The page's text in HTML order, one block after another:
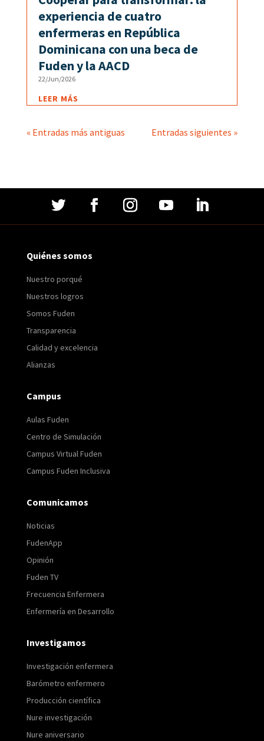
experiencia de cuatro
enfermeras en República
Dominicana con una beca de
Fuden y la AACD
22/Jun/2026
LEER MÁS
« Entradas más antiguas Entradas siguientes »
Quiénes somos
Nuestro porqué
Nuestros logros
Somos Fuden
Transparencia
Calidad y excelencia
Alianzas
Campus
Aulas Fuden
Centro de Simulación
Campus Virtual Fuden
Campus Fuden Inclusiva
Comunicamos
Noticias
FudenApp
Opinión
Fuden TV
Frecuencia Enfermera
Enfermería en Desarrollo
Investigamos
Investigación enfermera
Barómetro enfermero
Producción científica
Nure investigación
Nure aniversario